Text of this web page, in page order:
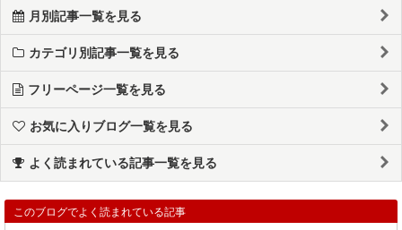
月別記事一覧を見る
カテゴリ別記事一覧を見る
フリーページ一覧を見る
お気に入りブログ一覧を見る
よく読まれている記事一覧を見る
このブログでよく読まれている記事